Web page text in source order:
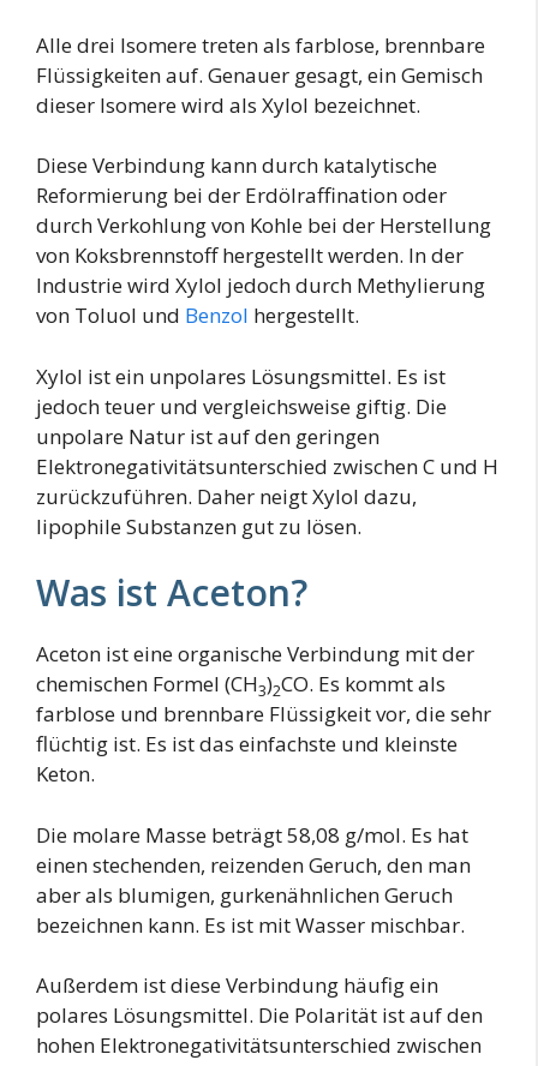
Alle drei Isomere treten als farblose, brennbare
Flüssigkeiten auf. Genauer gesagt, ein Gemisch
dieser Isomere wird als Xylol bezeichnet.
Diese Verbindung kann durch katalytische
Reformierung bei der Erdölraffination oder
durch Verkohlung von Kohle bei der Herstellung
von Koksbrennstoff hergestellt werden. In der
Industrie wird Xylol jedoch durch Methylierung
von Toluol und Benzol hergestellt.
Xylol ist ein unpolares Lösungsmittel. Es ist
jedoch teuer und vergleichsweise giftig. Die
unpolare Natur ist auf den geringen
Elektronegativitätsunterschied zwischen C und H
zurückzuführen. Daher neigt Xylol dazu,
lipophile Substanzen gut zu lösen.
Was ist Aceton?
Aceton ist eine organische Verbindung mit der
chemischen Formel (CH3)2CO. Es kommt als
farblose und brennbare Flüssigkeit vor, die sehr
flüchtig ist. Es ist das einfachste und kleinste
Keton.
Die molare Masse beträgt 58,08 g/mol. Es hat
einen stechenden, reizenden Geruch, den man
aber als blumigen, gurkenähnlichen Geruch
bezeichnen kann. Es ist mit Wasser mischbar.
Außerdem ist diese Verbindung häufig ein
polares Lösungsmittel. Die Polarität ist auf den
hohen Elektronegativitätsunterschied zwischen